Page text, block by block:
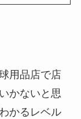
用品店で店
かないと思
かるレベル